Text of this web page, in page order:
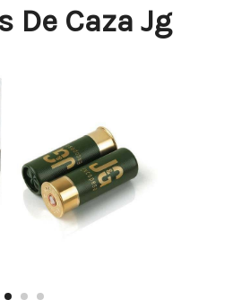
De Caza Jg